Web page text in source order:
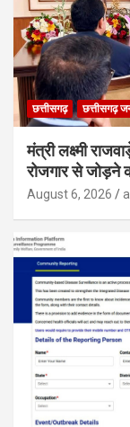
छत्तीसगढ़ छत्तीसगढ़
मंत्री लक्ष्मी
रोजगार से
August 6, 2026